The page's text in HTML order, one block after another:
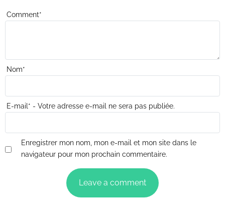
Comment*
Nom*
E-mail * - Votre adresse e-mail ne sera pas publiée.
Enregistrer mon nom, mon e-mail et mon site dans le
navigateur pour mon prochain commentaire.